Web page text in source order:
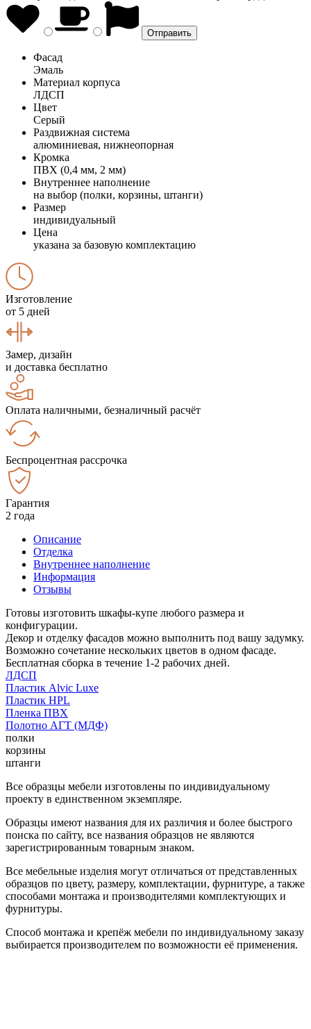
Фасад
Эмаль
Материал корпуса
ЛДСП
Цвет
Серый
Раздвижная система
алюминиевая, нижнеопорная
Кромка
ПВХ (0,4 мм, 2 мм)
Внутреннее наполнение
на выбор (полки, корзины, штанги)
Размер
индивидуальный
Цена
указана за базовую комплектацию
Изготовление
от 5 дней
Замер, дизайн
и доставка бесплатно
Оплата наличными, безналичный расчёт
Беспроцентная рассрочка
Гарантия
2 года
Описание
Отделка
Внутреннее наполнение
Информация
Отзывы
Готовы изготовить шкафы-купе любого размера и
конфигурации.
Декор и отделку фасадов можно выполнить под вашу задумку.
Возможно сочетание нескольких цветов в одном фасаде.
Бесплатная сборка в течение 1-2 рабочих дней.
ЛДСП
Пластик Alvic Luxe
Пластик HPL
Пленка ПВХ
Полотно АГТ (МДФ)
полки
корзины
штанги
Все образцы мебели изготовлены по индивидуальному
проекту в единственном экземпляре.
Образцы имеют названия для их различия и более быстрого
поиска по сайту, все названия образцов не являются
зарегистрированным товарным знаком.
Все мебельные изделия могут отличаться от представленных
образцов по цвету, размеру, комплектации, фурнитуре, а также
способами монтажа и производителями комплектующих и
фурнитуры.
Способ монтажа и крепёж мебели по индивидуальному заказу
выбирается производителем по возможности её применения.